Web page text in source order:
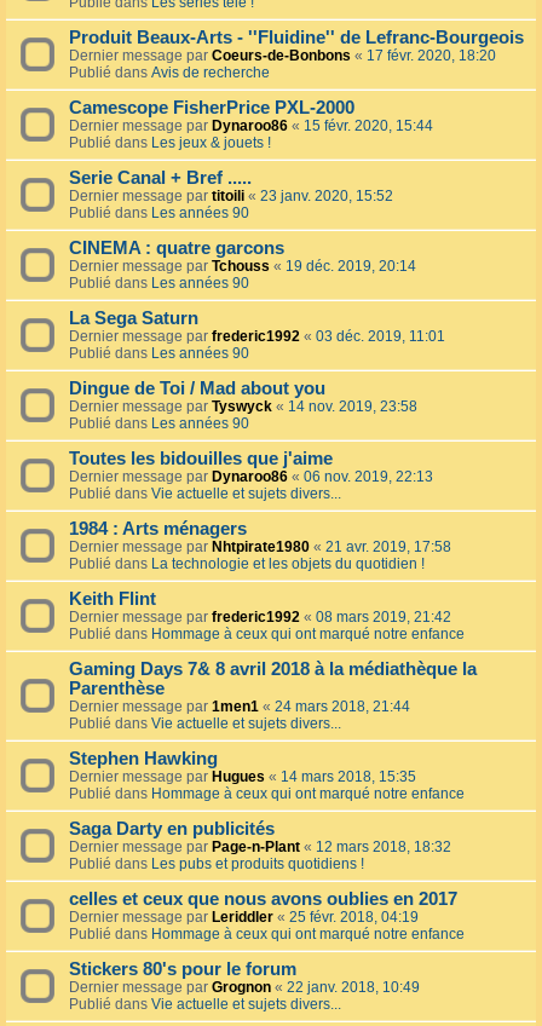
Produit Beaux-Arts - ''Fluidine'' de Lefranc-Bourgeois
Dernier message par Coeurs-de-Bonbons « 17 févr. 2020, 18:20
Publié dans Avis de recherche
Camescope FisherPrice PXL-2000
Dernier message par Dynaroo86 « 15 févr. 2020, 15:44
Publié dans Les jeux & jouets !
Serie Canal + Bref .....
Dernier message par titoili « 23 janv. 2020, 15:52
Publié dans Les années 90
CINEMA : quatre garcons
Dernier message par Tchouss « 19 déc. 2019, 20:14
Publié dans Les années 90
La Sega Saturn
Dernier message par frederic1992 « 03 déc. 2019, 11:01
Publié dans Les années 90
Dingue de Toi / Mad about you
Dernier message par Tyswyck « 14 nov. 2019, 23:58
Publié dans Les années 90
Toutes les bidouilles que j'aime
Dernier message par Dynaroo86 « 06 nov. 2019, 22:13
Publié dans Vie actuelle et sujets divers...
1984 : Arts ménagers
Dernier message par Nhtpirate1980 « 21 avr. 2019, 17:58
Publié dans La technologie et les objets du quotidien !
Keith Flint
Dernier message par frederic1992 « 08 mars 2019, 21:42
Publié dans Hommage à ceux qui ont marqué notre enfance
Gaming Days 7& 8 avril 2018 à la médiathèque la
Parenthèse
Dernier message par 1men1 « 24 mars 2018, 21:44
Publié dans Vie actuelle et sujets divers...
Stephen Hawking
Dernier message par Hugues « 14 mars 2018, 15:35
Publié dans Hommage à ceux qui ont marqué notre enfance
Saga Darty en publicités
Dernier message par Page-n-Plant « 12 mars 2018, 18:32
Publié dans Les pubs et produits quotidiens !
celles et ceux que nous avons oublies en 2017
Dernier message par Leriddler « 25 févr. 2018, 04:19
Publié dans Hommage à ceux qui ont marqué notre enfance
Stickers 80's pour le forum
Dernier message par Grognon « 22 janv. 2018, 10:49
Publié dans Vie actuelle et sujets divers...